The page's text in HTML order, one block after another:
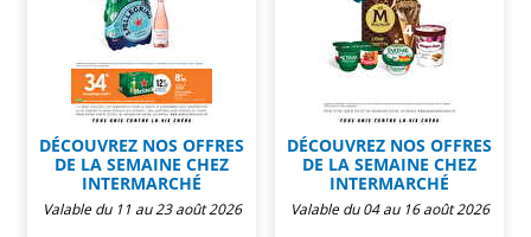
DÉCOUVREZ NOS OFFRES
DE LA SEMAINE CHEZ
INTERMARCHÉ
Valable du 11 au 23 août 2026
DÉCOUVREZ NOS OFFRES
DE LA SEMAINE CHEZ
INTERMARCHÉ
Valable du 04 au 16 août 2026